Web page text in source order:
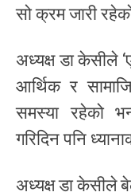
सो क्रम जारी
अध्यक्ष डा केसीले
आर्थिक र
समस्या रहेको
गरिदिन पनि
अध्यक्ष डा केसीले